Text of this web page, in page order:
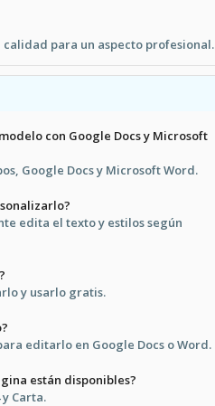
para un aspecto profesional.
con Google Docs y Microsoft
Google Docs y Microsoft Word.
edita el texto y estilos según
y usarlo gratis.
editarlo en Google Docs o Word.
están disponibles?
Carta.